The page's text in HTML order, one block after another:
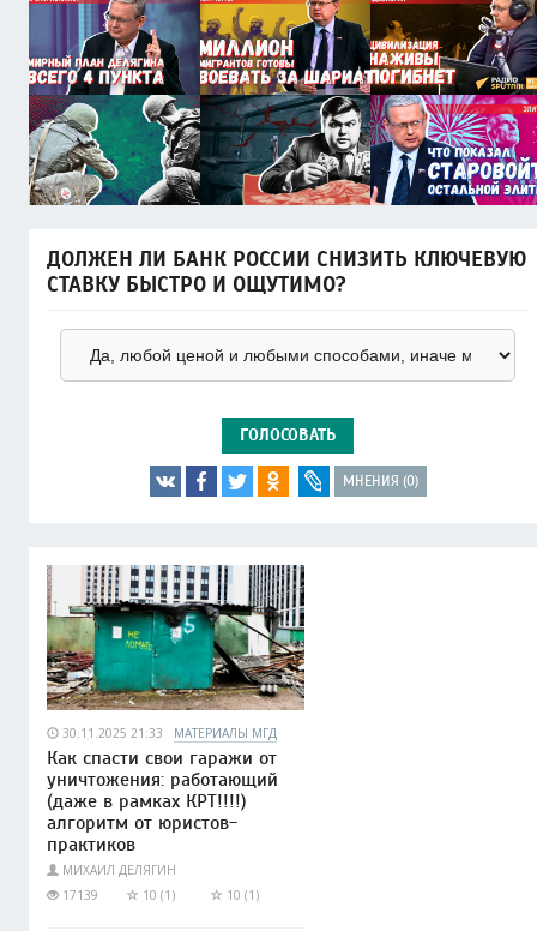
ДОЛЖЕН ЛИ БАНК РОССИИ СНИЗИТЬ КЛЮЧЕВУЮ
СТАВКУ БЫСТРО И ОЩУТИМО?
ГОЛОСОВАТЬ
МНЕНИЯ (0)
30.11.2025 21:33 МАТЕРИАЛЫ МГД
Как спасти свои гаражи от
уничтожения: работающий
(даже в рамках КРТ!!!!)
алгоритм от юристов-
практиков
МИХАИЛ ДЕЛЯГИН
17139
10 (1) 10 (1)